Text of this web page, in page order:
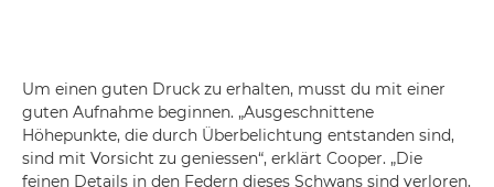
Um einen guten Druck zu erhalten, musst du mit einer
guten Aufnahme beginnen. „Ausgeschnittene
Höhepunkte, die durch Überbelichtung entstanden sind,
sind mit Vorsicht zu geniessen“, erklärt Cooper. „Die
feinen Details in den Federn dieses Schwans sind verloren,